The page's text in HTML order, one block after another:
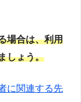
場合は、利用
しょう。
に関連する先